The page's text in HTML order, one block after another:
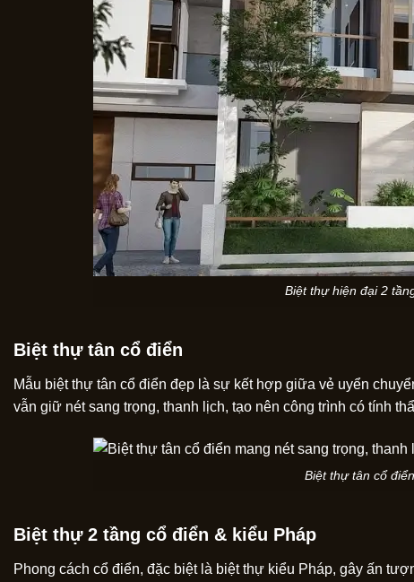
Biệt thự hiện đại 2
Biệt thự tân cổ điển
Mẫu biệt thự tân cổ điển đẹp là sự kết hợp giữa vẻ uyển
vẫn giữ nét sang trọng, thanh lịch, tạo nên công trình có tính
Biệt thự tân cổ
Biệt thự 2 tầng cổ điển & kiểu Pháp
Phong cách cổ điển, đặc biệt là biệt thự kiểu Pháp, gây ấn